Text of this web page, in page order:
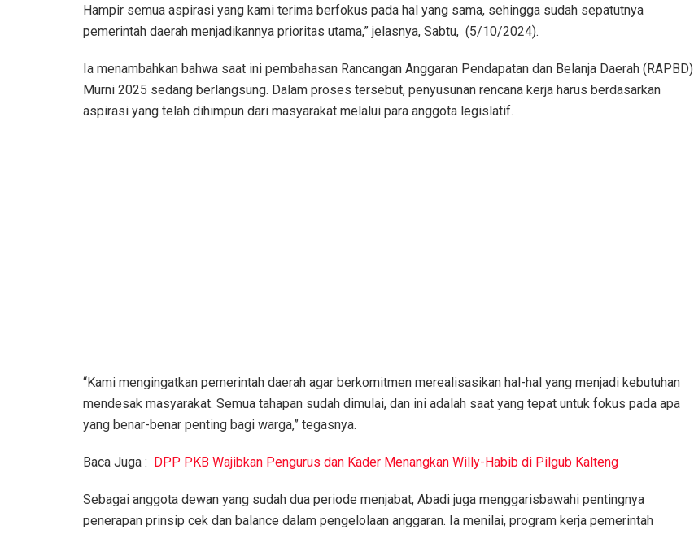
Hampir semua aspirasi yang kami terima berfokus pada hal yang sama, sehingga sudah sepatutnya
pemerintah daerah menjadikannya prioritas utama,” jelasnya, Sabtu, (5/10/2024).
Ia menambahkan bahwa saat ini pembahasan Rancangan Anggaran Pendapatan dan Belanja Daerah (RAPBD)
Murni 2025 sedang berlangsung. Dalam proses tersebut, penyusunan rencana kerja harus berdasarkan
aspirasi yang telah dihimpun dari masyarakat melalui para anggota legislatif.
“Kami mengingatkan pemerintah daerah agar berkomitmen merealisasikan hal-hal yang menjadi kebutuhan
mendesak masyarakat. Semua tahapan sudah dimulai, dan ini adalah saat yang tepat untuk fokus pada apa
yang benar-benar penting bagi warga,” tegasnya.
Baca Juga : DPP PKB Wajibkan Pengurus dan Kader Menangkan Willy-Habib di Pilgub Kalteng
Sebagai anggota dewan yang sudah dua periode menjabat, Abadi juga menggarisbawahi pentingnya
penerapan prinsip cek dan balance dalam pengelolaan anggaran. Ia menilai, program kerja pemerintah